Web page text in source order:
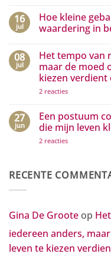
hoeft
jouw
droom
op
Complimenten
aan
het
positieve
zichtbaar
maken
16
jul
Hoe kleine
waardering in
op
Hoe
kleine
gebaren
golven
in
beweging
zetten
08
jul
Het tempo van
maar de moed
kiezen
2 reactiesop
van
rouwen
is
iedereen
moed
leven
te
verdient
oprecht
27
jun
Een postuum
die mijn leven
2 reactiesop
aan
de
leven
gaven
RECENTE
Gina De Groote op
iedereen anders,
leven te kiezen